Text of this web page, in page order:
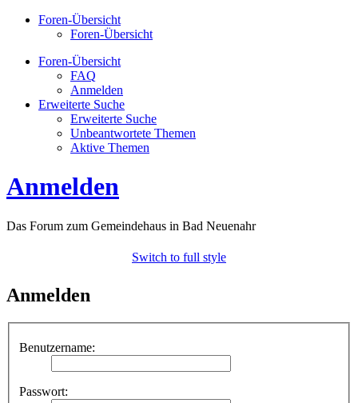
Foren-Übersicht
Foren-Übersicht
Foren-Übersicht
FAQ
Anmelden
Erweiterte Suche
Erweiterte Suche
Unbeantwortete Themen
Aktive Themen
Anmelden
Das Forum zum Gemeindehaus in Bad Neuenahr
Switch to full style
Anmelden
Benutzername:
Passwort: